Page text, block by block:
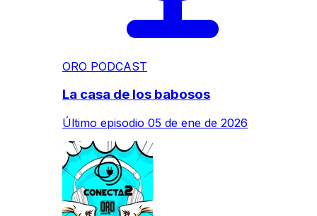
ORO PODCAST
La casa de los babosos
Último episodio 05 de ene de 2026